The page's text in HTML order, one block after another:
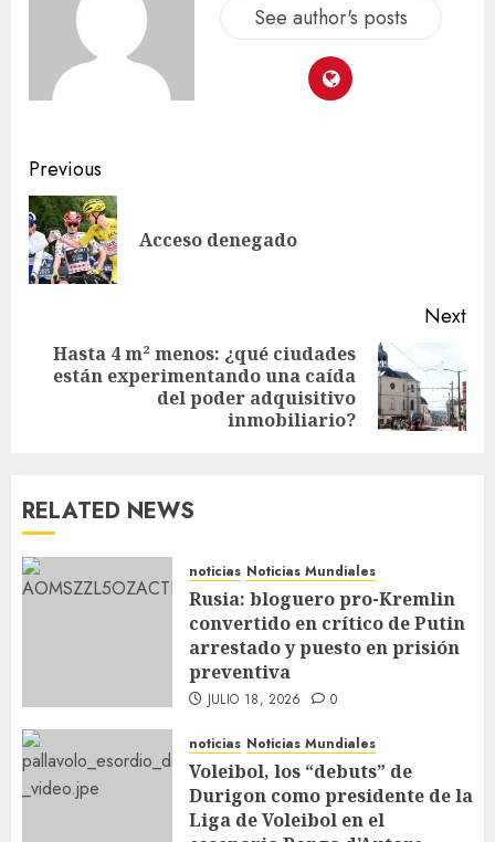
See author's posts
Previous
Acceso denegado
Next
Hasta 4 m² menos: ¿qué ciudades
están experimentando una caída
del poder adquisitivo
inmobiliario?
RELATED NEWS
noticias Noticias Mundiales
Rusia: bloguero pro-Kremlin
convertido en crítico de Putin
arrestado y puesto en prisión
preventiva
JULIO 18, 2026 0
noticias Noticias Mundiales
Voleibol, los “debuts” de
Durigon como presidente de la
Liga de Voleibol en el